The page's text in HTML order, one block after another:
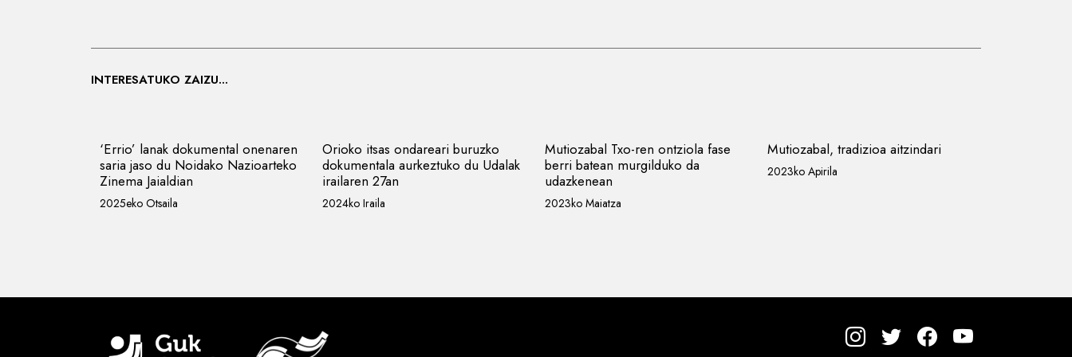
INTERESATUKO ZAIZU...
‘Errio’ lanak dokumental onenaren
saria jaso du Noidako Nazioarteko
Zinema Jaialdian
2025eko Otsaila
Orioko itsas ondareari buruzko
dokumentala aurkeztuko du Udalak
irailaren 27an
2024ko Iraila
Mutiozabal Txo-ren ontziola fase
berri batean murgilduko da
udazkenean
2023ko Maiatza
Mutiozabal, tradizioa aitzindari
2023ko Apirila